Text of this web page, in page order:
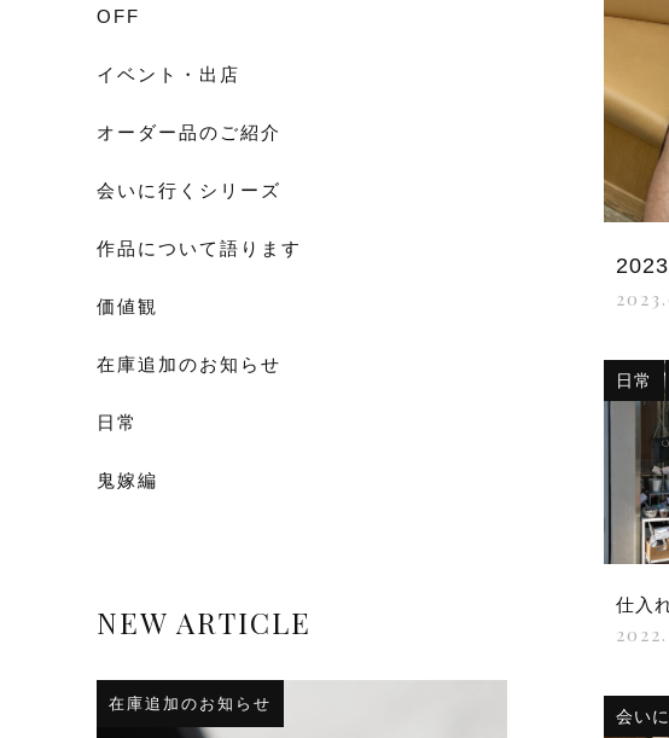
日常
仕入
会い
OFF
イベント・出店
オーダー品のご紹介
会いに行くシリーズ
作品について語ります
価値観
在庫追加のお知らせ
日常
鬼嫁編
NEW ARTICLE
在庫追加のお知らせ